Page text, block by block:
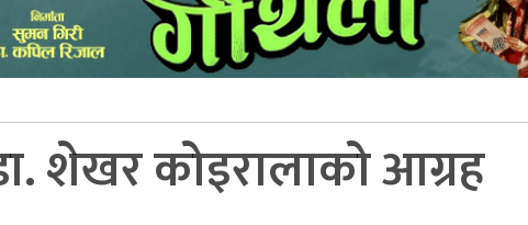
शेखर कोइरालाको आग्रह